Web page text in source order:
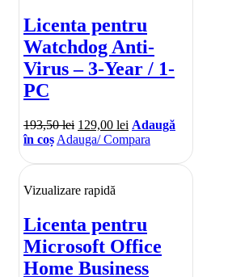
Licenta pentru
Watchdog Anti-
Virus – 3-Year / 1-
PC
193,50lei 129,00 lei Adaugă
în coș Adauga/ Compara
Vizualizare rapidă
Licenta pentru
Microsoft Office
Home Business